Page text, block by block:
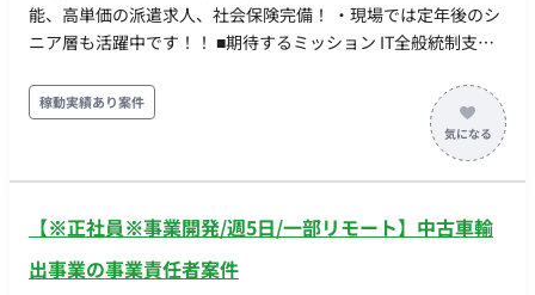
能、高単価の派遣求人、社会保険完備！ ・現場では定年後のシ
ニア層も活躍中です！！ ■期待するミッション IT全般統制支援
質管理 関係者との調整およびコミュニケーション ■ 雇用形態 派
遣社員（週20時間以上のため、社会保険加入必須） ■ 給与 時
す。 ■ 勤務地：東京（最寄り駅：神谷町駅すぐ） ※週3～週5出
／休憩1時間） ※残業：ほぼなし ■ 休日・休暇 完全週休2日制
（土日祝） 年次有給休暇（規定に基づき、就業開始から6ヶ月
稼動実績あり案件
【※正社員※事業開発/週5日/一部リモート】中古車輸
出事業の事業責任者案件